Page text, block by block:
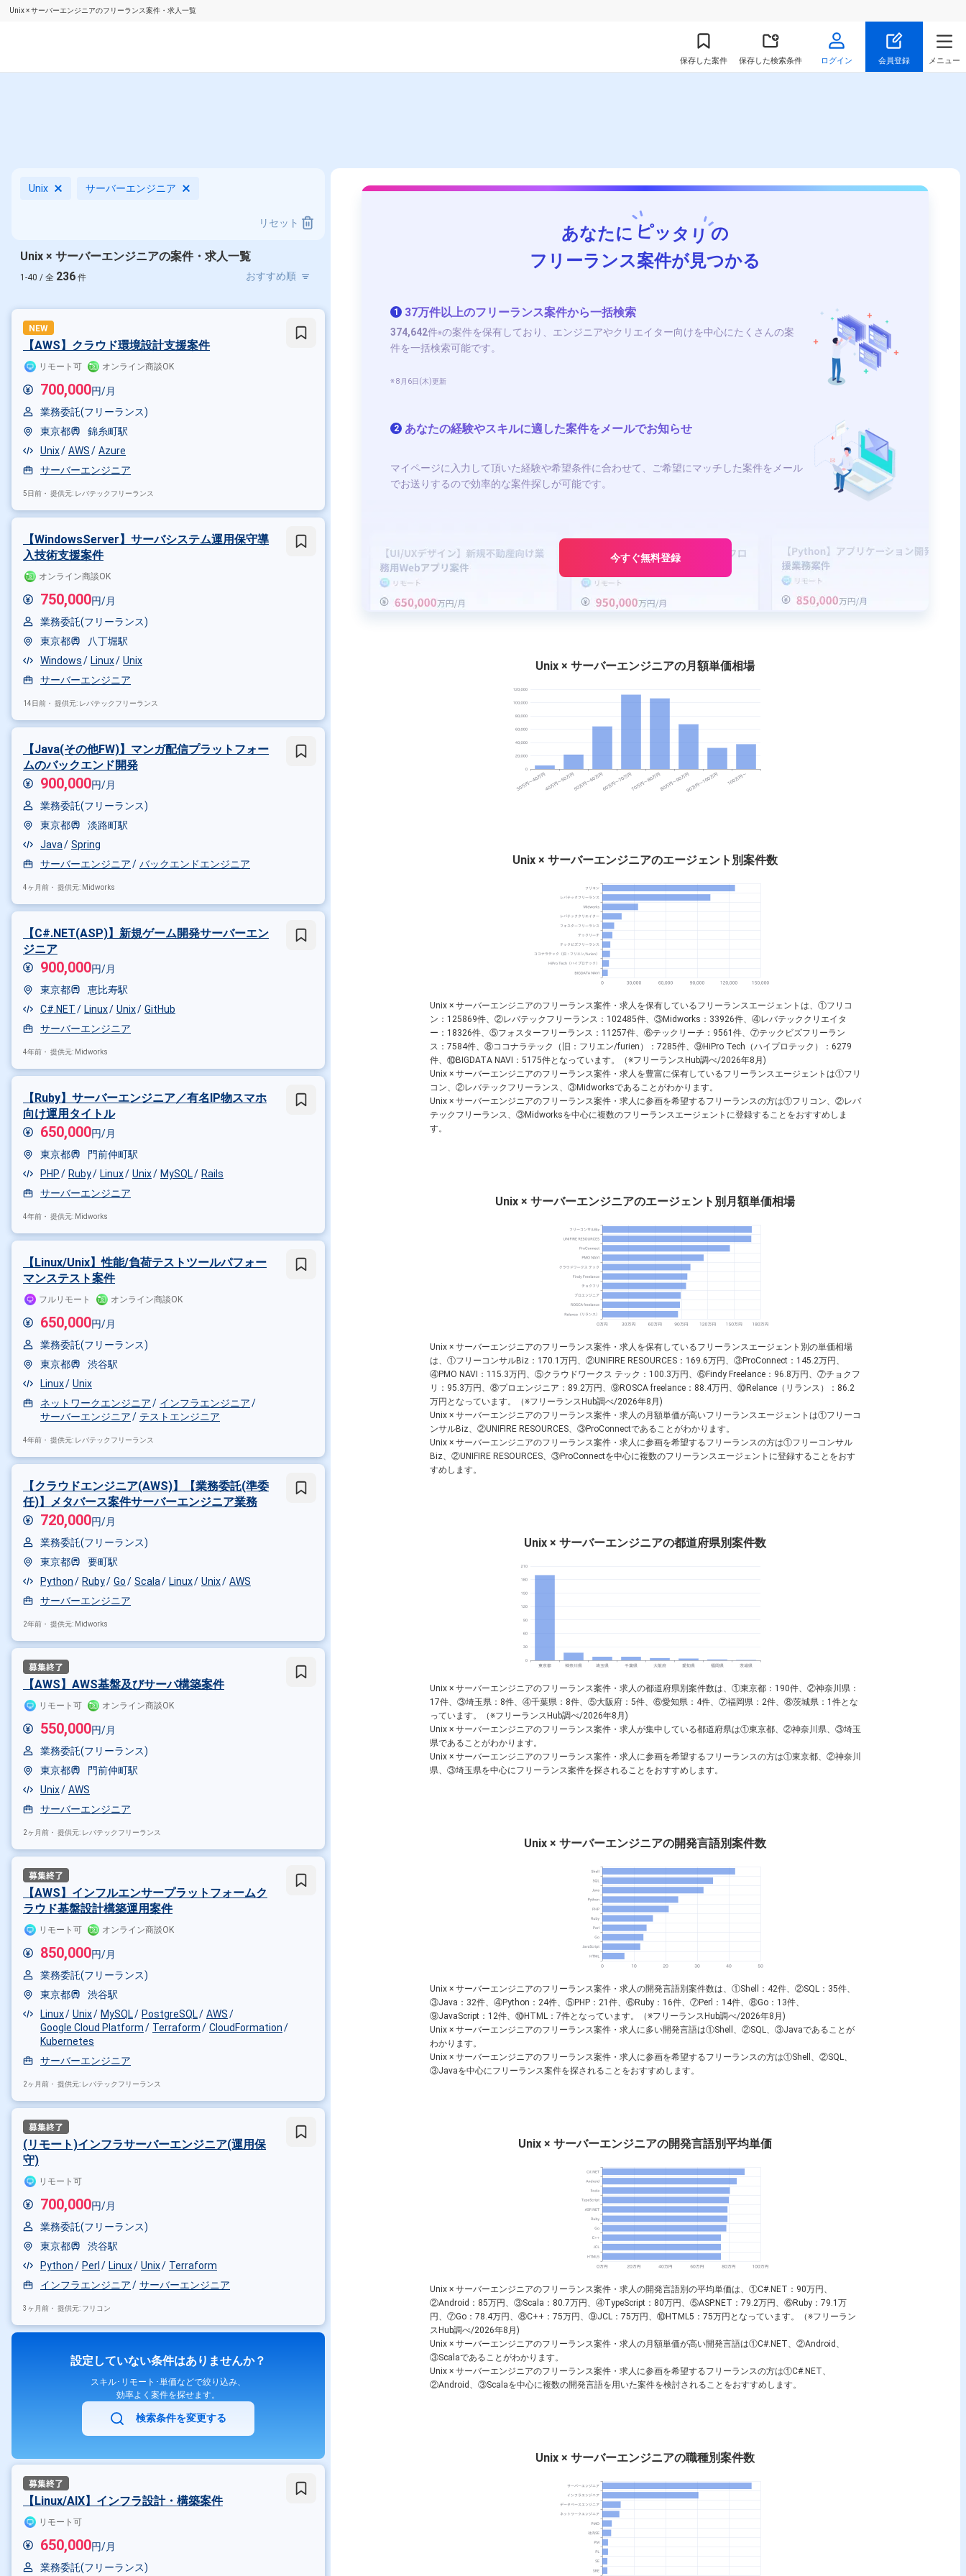
Unix × サーバーエンジニアのフリーランス案件・求人一覧
保存した案件 保存した検索条件 ログイン 会員登録 メニュー
Unix サーバーエンジニア
リセット
Unix × サーバーエンジニアの案件・求人一覧
1-40 / 全 236 件
NEW
【AWS】クラウド環境設計支援案件
リモート可 オンライン商談OK
700,000円/月
業務委託(フリーランス)
東京都
錦糸町駅
Unix
AWS
Azure
サーバーエンジニア
5日前・ 提供元: レバテックフリーランス
【WindowsServer】サーバシステム運用保守導
入技術支援案件
オンライン商談OK
750,000円/月
業務委託(フリーランス)
東京都
八丁堀駅
Windows
Linux
Unix
サーバーエンジニア
14日前・ 提供元: レバテックフリーランス
【Java(その他FW)】マンガ配信プラットフォー
ムのバックエンド開発
900,000円/月
業務委託(フリーランス)
東京都
淡路町駅
Java
Spring
サーバーエンジニア
バックエンドエンジニア
4ヶ月前・ 提供元: Midworks
【C#.NET(ASP)】新規ゲーム開発サーバーエン
ジニア
900,000円/月
東京都
恵比寿駅
C#.NET
Linux Unix
GitHub
サーバーエンジニア
4年前・ 提供元: Midworks
【Ruby】サーバーエンジニア／有名IP物スマホ
向け運用タイトル
650,000円/月
東京都
門前仲町駅
PHP
Ruby Linux Unix MySQL
Rails
サーバーエンジニア
4年前・ 提供元: Midworks
【Linux/Unix】性能/負荷テストツールパフォー
マンステスト案件
フルリモート オンライン商談OK
650,000円/月
業務委託(フリーランス)
東京都
渋谷駅
Linux
Unix
ネットワークエンジニア
インフラエンジニア
サーバーエンジニア
テストエンジニア
4年前・ 提供元: レバテックフリーランス
【クラウドエンジニア(AWS)】【業務委託(準委
任)】メタバース案件サーバーエンジニア業務
720,000円/月
業務委託(フリーランス)
東京都
要町駅
Python
Ruby Go Scala Linux Unix
AWS
サーバーエンジニア
2年前・ 提供元: Midworks
【AWS】AWS基盤及びサーバ構築案件
リモート可 オンライン商談OK
550,000円/月
業務委託(フリーランス)
東京都
門前仲町駅
Unix
AWS
サーバーエンジニア
2ヶ月前・ 提供元: レバテックフリーランス
【AWS】インフルエンサープラットフォームク
ラウド基盤設計構築運用案件
リモート可 オンライン商談OK
850,000円/月
業務委託(フリーランス)
東京都
渋谷駅
Linux
Unix MySQL PostgreSQL
AWS
Google Cloud Platform
Terraform
CloudFormation
Kubernetes
サーバーエンジニア
2ヶ月前・ 提供元: レバテックフリーランス
(リモート)インフラサーバーエンジニア(運用保
守)
リモート可
700,000円/月
業務委託(フリーランス)
東京都
渋谷駅
Python
Perl Linux Unix
Terraform
インフラエンジニア
サーバーエンジニア
3ヶ月前・ 提供元: フリコン
設定していない条件はありませんか？
スキル･リモート･単価などで絞り込み、
効率よく案件を探せます。
検索条件を変更する
【Linux/AIX】インフラ設計・構築案件
リモート可
650,000円/月
業務委託(フリーランス)
掛け合わせ条件で絞り込む
特徴で絞り込む
その他の条件で検索する
その他開発言語・スキルから探す
Windows MySQL Shell PHP
サーバーエンジニア バックエンドエンジニア
あなたに ピッタリの
フリーランス案件が見つかる
1 37万件以上のフリーランス案件から一括検索
374,642件※の案件を保有しており、エンジニアやクリエイター向けを中心にたくさんの案
件を一括検索可能です。
※ 8月6日(木)更新
2 あなたの経験やスキルに適した案件をメールでお知らせ
マイページに入力して頂いた経験や希望条件に合わせて、ご希望にマッチした案件をメール
でお送りするので効率的な案件探しが可能です。
今すぐ無料登録
Unix × サーバーエンジニアの月額単価相場
Unix × サーバーエンジニアのエージェント別案件数
Unix × サーバーエンジニアのフリーランス案件・求人を保有しているフリーランスエージェントは、①フリコ
ン：125869件、②レバテックフリーランス：102485件、③Midworks：33926件、④レバテッククリエイタ
ー：18326件、⑤フォスターフリーランス：11257件、⑥テックリーチ：9561件、⑦テックビズフリーラン
ス：7584件、⑧ココナラテック（旧：フリエン/furien）：7285件、⑨HiPro Tech（ハイプロテック）：6279
件、⑩BIGDATA NAVI：5175件となっています。（※フリーランスHub調べ/2026年8月)
Unix × サーバーエンジニアのフリーランス案件・求人を豊富に保有しているフリーランスエージェントは①フリ
コン、②レバテックフリーランス、③Midworksであることがわかります。
Unix × サーバーエンジニアのフリーランス案件・求人に参画を希望するフリーランスの方は①フリコン、②レバ
テックフリーランス、③Midworksを中心に複数のフリーランスエージェントに登録することをおすすめしま
す。
Unix × サーバーエンジニアのエージェント別月額単価相場
Unix × サーバーエンジニアのフリーランス案件・求人を保有しているフリーランスエージェント別の単価相場
は、①フリーコンサルBiz：170.1万円、②UNIFIRE RESOURCES：169.6万円、③ProConnect：145.2万円、
④PMO NAVI：115.3万円、⑤クラウドワークス テック：100.3万円、⑥Findy Freelance：96.8万円、⑦チョクフ
リ：95.3万円、⑧プロエンジニア：89.2万円、⑨ROSCA freelance：88.4万円、⑩Relance（リランス）：86.2
万円となっています。（※フリーランスHub調べ/2026年8月)
Unix × サーバーエンジニアのフリーランス案件・求人の月額単価が高いフリーランスエージェントは①フリーコ
ンサルBiz、②UNIFIRE RESOURCES、③ProConnectであることがわかります。
Unix × サーバーエンジニアのフリーランス案件・求人に参画を希望するフリーランスの方は①フリーコンサル
Biz、②UNIFIRE RESOURCES、③ProConnectを中心に複数のフリーランスエージェントに登録することをおす
すめします。
Unix × サーバーエンジニアの都道府県別案件数
Unix × サーバーエンジニアのフリーランス案件・求人の都道府県別案件数は、①東京都：190件、②神奈川県：
17件、③埼玉県：8件、④千葉県：8件、⑤大阪府：5件、⑥愛知県：4件、⑦福岡県：2件、⑧茨城県：1件とな
っています。（※フリーランスHub調べ/2026年8月)
Unix × サーバーエンジニアのフリーランス案件・求人が集中している都道府県は①東京都、②神奈川県、③埼玉
県であることがわかります。
Unix × サーバーエンジニアのフリーランス案件・求人に参画を希望するフリーランスの方は①東京都、②神奈川
県、③埼玉県を中心にフリーランス案件を探されることをおすすめします。
Unix × サーバーエンジニアの開発言語別案件数
Unix × サーバーエンジニアのフリーランス案件・求人の開発言語別案件数は、①Shell：42件、②SQL：35件、
③Java：32件、④Python：24件、⑤PHP：21件、⑥Ruby：16件、⑦Perl：14件、⑧Go：13件、
⑨JavaScript：12件、⑩HTML：7件となっています。（※フリーランスHub調べ/2026年8月)
Unix × サーバーエンジニアのフリーランス案件・求人に多い開発言語は①Shell、②SQL、③Javaであることが
わかります。
Unix × サーバーエンジニアのフリーランス案件・求人に参画を希望するフリーランスの方は①Shell、②SQL、
③Javaを中心にフリーランス案件を探されることをおすすめします。
Unix × サーバーエンジニアの開発言語別平均単価
Unix × サーバーエンジニアのフリーランス案件・求人の開発言語別の平均単価は、①C#.NET：90万円、
②Android：85万円、③Scala：80.7万円、④TypeScript：80万円、⑤ASP.NET：79.2万円、⑥Ruby：79.1万
円、⑦Go：78.4万円、⑧C++：75万円、⑨JCL：75万円、⑩HTML5：75万円となっています。（※フリーラン
スHub調べ/2026年8月)
Unix × サーバーエンジニアのフリーランス案件・求人の月額単価が高い開発言語は①C#.NET、②Android、
③Scalaであることがわかります。
Unix × サーバーエンジニアのフリーランス案件・求人に参画を希望するフリーランスの方は①C#.NET、
②Android、③Scalaを中心に複数の開発言語を用いた案件を検討されることをおすすめします。
Unix × サーバーエンジニアの職種別案件数